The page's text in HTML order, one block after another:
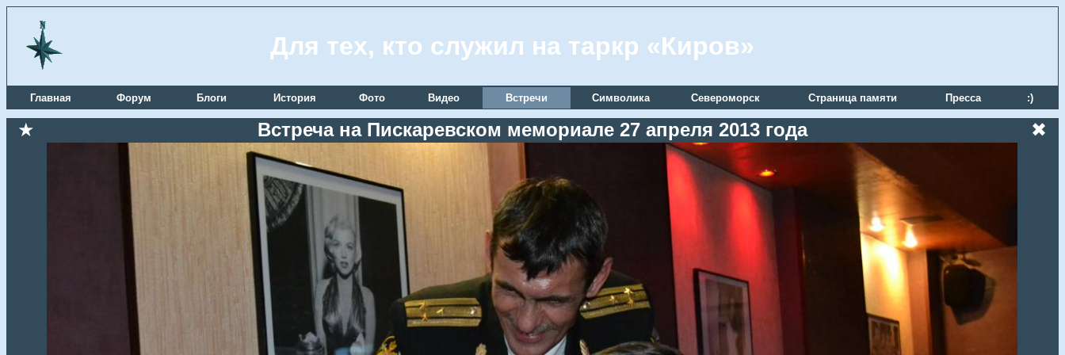
Для тех, кто служил на таркр «Киров»
Главная Форум Блоги История Фото Видео Встречи Символика Североморск Страница памяти Пресса :)
★ Встреча на Пискаревском мемориале 27 апреля 2013 года ✖